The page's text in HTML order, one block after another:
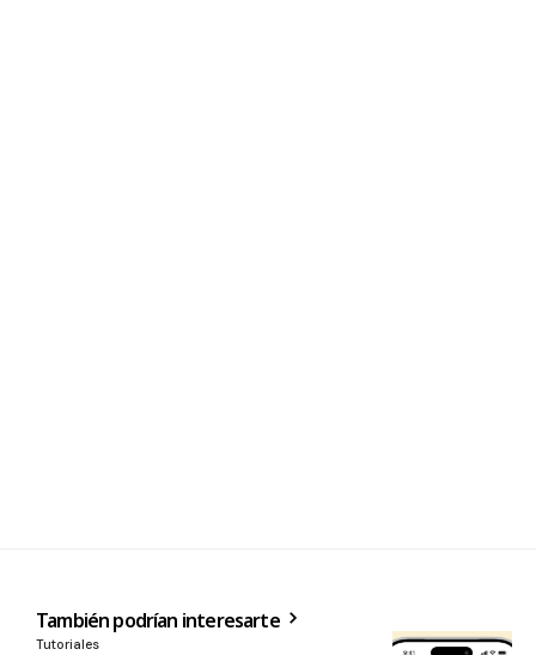
También podrían interesarte
Tutoriales